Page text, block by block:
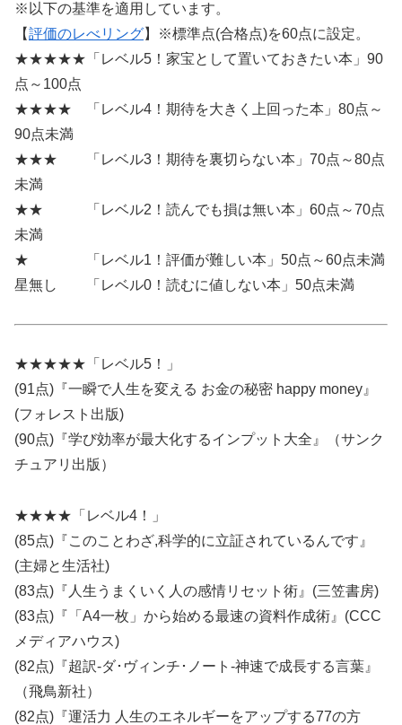
※以下の基準を適用しています。
【評価のレべリング】※標準点(合格点)を60点に設定。
★★★★★「レベル5！家宝として置いておきたい本」90
点～100点
★★★★ 「レベル4！期待を大きく上回った本」80点～
90点未満
★★★ 「レベル3！期待を裏切らない本」70点～80点
未満
★★ 「レベル2！読んでも損は無い本」60点～70点
未満
★ 「レベル1！評価が難しい本」50点～60点未満
星無し 「レベル0！読むに値しない本」50点未満
★★★★★「レベル5！」
(91点)『一瞬で人生を変える お金の秘密 happy money』
(フォレスト出版)
(90点)『学び効率が最大化するインプット大全』（サンク
チュアリ出版）
★★★★「レベル4！」
(85点)『このことわざ,科学的に立証されているんです』
(主婦と生活社)
(83点)『人生うまくいく人の感情リセット術』(三笠書房)
(83点)『「A4一枚」から始める最速の資料作成術』(CCC
メディアハウス)
(82点)『超訳-ダ･ヴィンチ･ノート-神速で成長する言葉』
（飛鳥新社）
(82点)『運活力 人生のエネルギーをアップする77の方